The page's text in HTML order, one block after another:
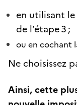
en utilisant
de l’étape 3 ;
ou en cochant
Ne choisissez
Ainsi, cette